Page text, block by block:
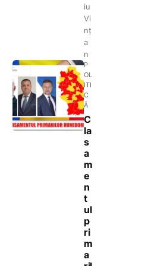
iu
Vi
nț
a
n
P
OL
ITI
C
Ă
C
la
s
a
m
e
n
t
ul
p
ri
m
a